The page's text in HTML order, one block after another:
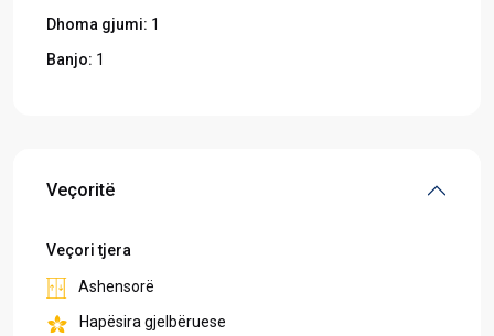
Dhoma gjumi: 1
Banjo: 1
Veçoritë
Veçori tjera
Ashensorë
Hapësira gjelbëruese